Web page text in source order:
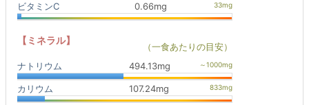
ビタミンC 0.66mg
【ミネラル】
（一食あたりの目安）
ナトリウム
494.13mg
カリウム 107.24mg